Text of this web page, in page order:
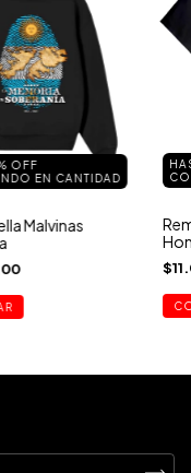
OFF
EN CANTIDAD
Malvinas